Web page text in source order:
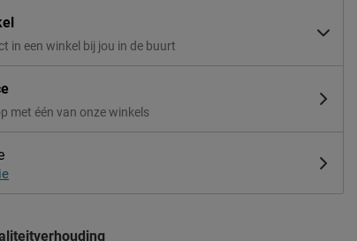
in een winkel bij jou in de buurt
met één van onze winkels